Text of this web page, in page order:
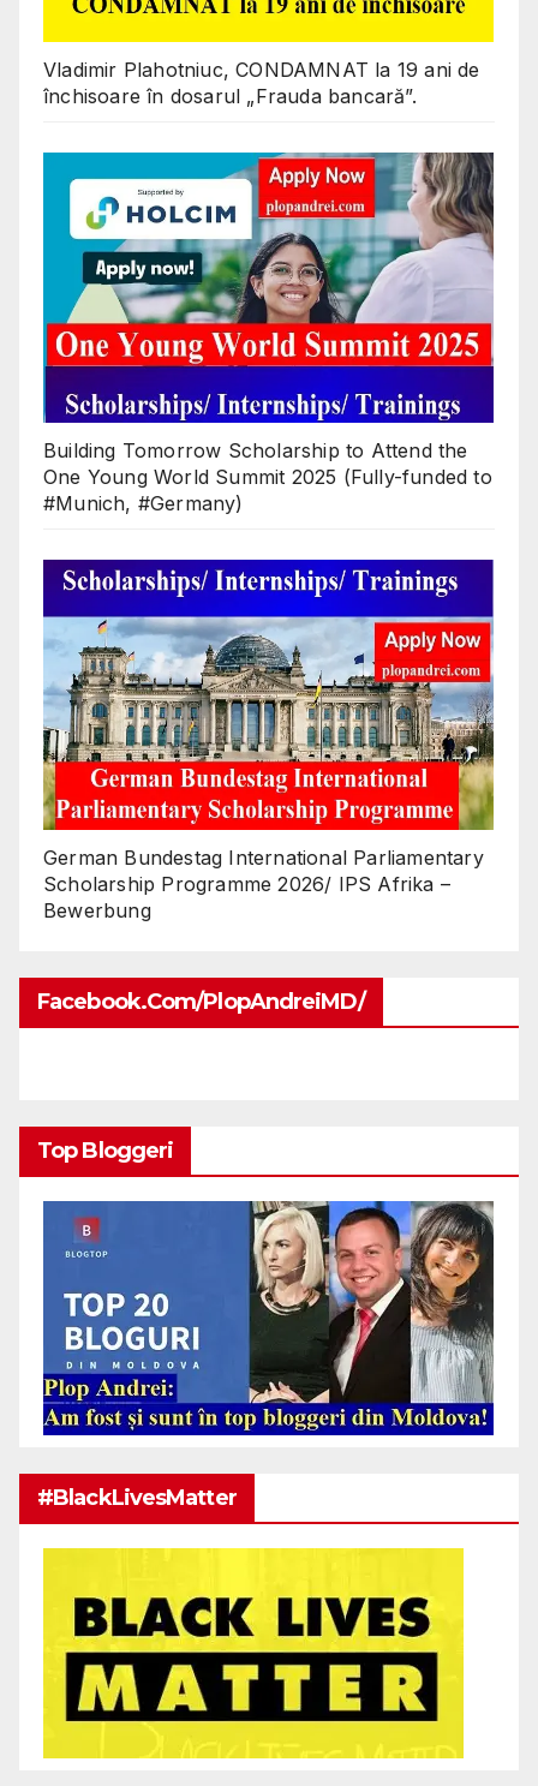
Vladimir Plahotniuc, CONDAMNAT la 19 ani de
închisoare în dosarul „Frauda bancară”.
Building Tomorrow Scholarship to Attend the
One Young World Summit 2025 (Fully-funded to
#Munich, #Germany)
German Bundestag International Parliamentary
Scholarship Programme 2026/ IPS Afrika –
Bewerbung
Facebook.com/PlopAndreiMD/
Top Bloggeri
#BlackLivesMatter